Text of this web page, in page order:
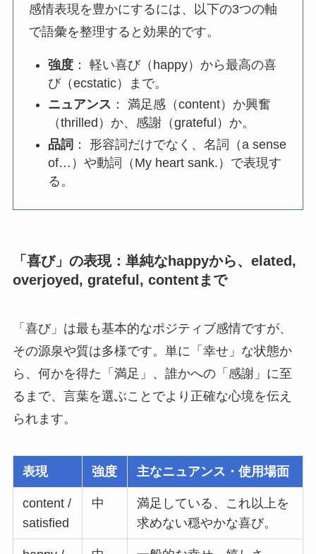
感情表現を豊かにするには、以下の3つの軸
で語彙を整理すると効果的です。
強度 ： 軽い喜び（happy）から最高の喜
び（ecstatic）まで。
ニュアンス ： 満足感（content）か興奮
（thrilled）か、感謝（grateful）か。
品詞 ： 形容詞だけでなく、名詞（a sense
of…）や動詞（My heart sank.）で表現す
る。
「喜び」の表現：単純なhappyから、elated,
overjoyed, grateful, contentまで
「喜び」は最も基本的なポジティブ感情ですが、
その源泉や質は多様です。単に「幸せ」な状態か
ら、何かを得た「満足」、誰かへの「感謝」に至
るまで、言葉を選ぶことでより正確な心境を伝え
られます。
表現 強度 主なニュアンス・使用場面
content /
satisfied
中
満足している、これ以上を
求めない穏やかな喜び。